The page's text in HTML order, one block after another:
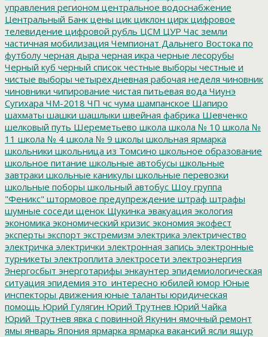
управления регионом центральное водоснабжение
Центральный Банк цены цик циклон цирк цифровое
телевидение цифровой рубль ЦСМ ЦУР Час земли
частичная мобилизация Чемпионат Дальнего Востока по
футболу черная дыра черная икра черные лесорубы
Черный куб черный список честные выборы честные и
чистые выборы четырехдневная рабочая неделя чиновник
чиновники чипирование чистая питьевая вода Чиунэ
Сугихара ЧМ-2018 ЧП чс чума шампанское Шапиро
шахматы шашки шашлыки швейная фабрика Шевченко
шелковый путь Шереметьево школа школа № 10 школа №
11 школа № 4 школа № 9 школы школьная ярмарка
школьники школьница из Томсино школьное образование
школьное питание школьные автобусы школьные
завтраки школьные каникулы школьные перевозки
школьные поборы школьный автобус Шоу группа
"Феникс" штормовое предупреждение штраф штрафы
шумные соседи щенок Щукинка эвакуация экология
экономика экономический кризис экономия экофест
эксперты экспорт экстремизм электрика электричество
электричка электрички электронная запись электронные
турникеты электроплита электросети электроэнергия
Энергосбыт энерготарифы энкаунтер эпидемиологическая
ситуация эпидемия это_интересно юбилей юмор Юные
инспекторы движения юные таланты юридическая
помощь Юрий Гулягин Юрий Трутнев Юрий Чайка
Юрий_Трутнев явка с повинной Якунин ямочный ремонт
ямы январь Япония ярмарка ярмарка вакансий ясли ящур